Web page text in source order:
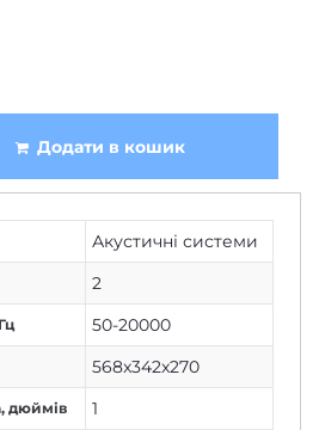
Додати в кошик
Акустичні системи
2
50-20000
568x342x270
дюймів 1